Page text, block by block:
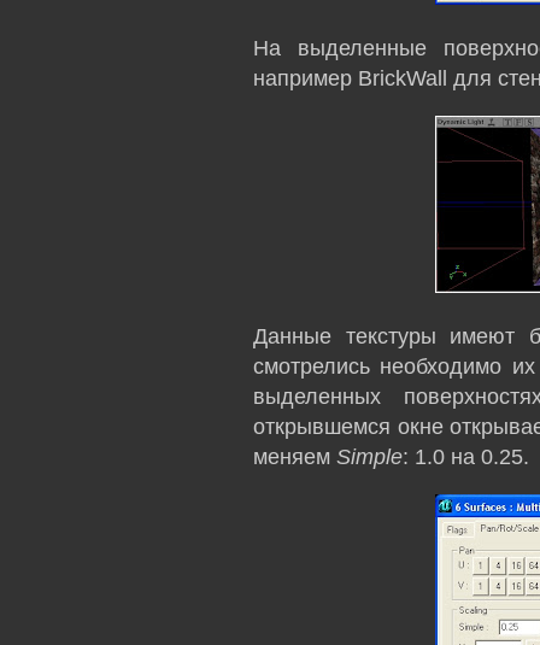
На выделенные
например BrickWall для
Данные текстуры имеют
смотрелись необходимо
выделенных
открывшемся окне
меняем Simple: 1.0 на 0.25.